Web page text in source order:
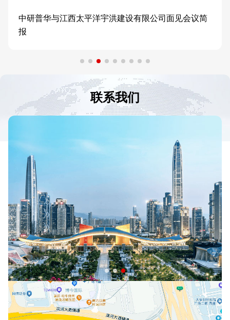
中研普华与江西太平洋宇洪建设有限公司面见会议简
报
联系我们